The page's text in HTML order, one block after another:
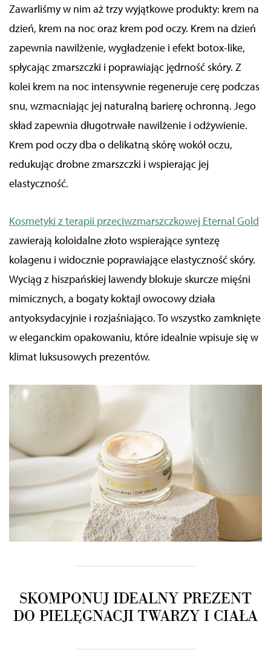
Zawarliśmy w nim aż trzy wyjątkowe produkty: krem na
dzień, krem na noc oraz krem pod oczy. Krem na dzień
zapewnia nawilżenie, wygładzenie i efekt botox-like,
spłycając zmarszczki i poprawiając jędrność skóry. Z
kolei krem na noc intensywnie regeneruje cerę podczas
snu, wzmacniając jej naturalną barierę ochronną. Jego
skład zapewnia długotrwałe nawilżenie i odżywienie.
Krem pod oczy dba o delikatną skórę wokół oczu,
redukując drobne zmarszczki i wspierając jej
elastyczność.
Kosmetyki z terapii przeciwzmarszczkowej Eternal Gold
zawierają koloidalne złoto wspierające syntezę
kolagenu i widocznie poprawiające elastyczność skóry.
Wyciąg z hiszpańskiej lawendy blokuje skurcze mięśni
mimicznych, a bogaty koktajl owocowy działa
antyoksydacyjnie i rozjaśniająco. To wszystko zamknięte
w eleganckim opakowaniu, które idealnie wpisuje się w
klimat luksusowych prezentów.
SKOMPONUJ IDEALNY PREZENT
DO PIELĘGNACJI TWARZY I CIAŁA